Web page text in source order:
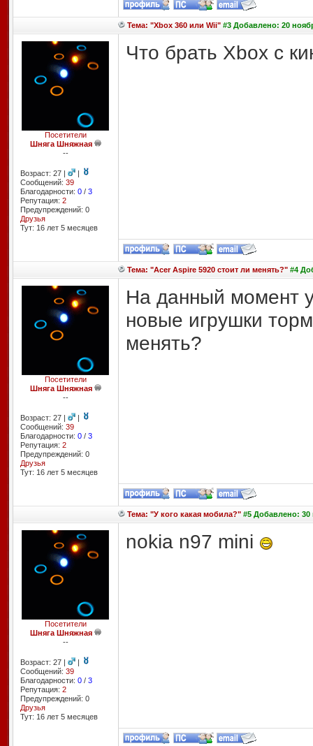
Тема: "Xbox 360 или Wii"#3 Добавлено: 20
Посетители
Шняга Шняжная
--
Возраст: 27 |
|
Сообщений: 39
Благодарности: 0/ 3
Репутация: 2
Предупреждений: 0
Друзья
Тут: 16 лет 5 месяцев
Что брать Xbox с
Тема: "Acer Aspire 5920 стоит ли менять?"#4
Посетители
Шняга Шняжная
--
Возраст: 27 |
|
Сообщений: 39
Благодарности: 0/ 3
Репутация: 2
Предупреждений: 0
Друзья
Тут: 16 лет 5 месяцев
На данный момент
новые игрушки
менять?
Тема: "У кого какая мобила?"#5 Добавлено: 30
Посетители
Шняга Шняжная
--
Возраст: 27 |
|
Сообщений: 39
Благодарности: 0/ 3
Репутация: 2
Предупреждений: 0
Друзья
Тут: 16 лет 5 месяцев
nokia n97 mini